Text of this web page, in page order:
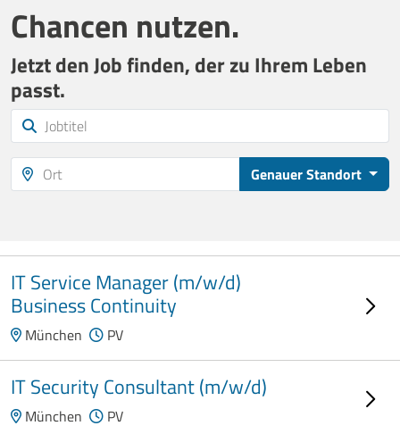
Chancen nutzen.
Jetzt den Job finden, der zu Ihrem Leben
passt.
Genauer Standort
IT Service Manager (m/w/d)
Business Continuity
München PV
IT Security Consultant (m/w/d)
München PV